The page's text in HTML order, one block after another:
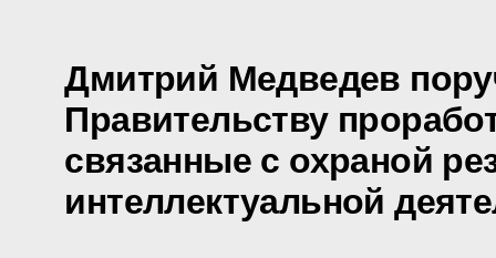
Дмитрий Медведев
Правительству
связанные с охраной
интеллектуальной